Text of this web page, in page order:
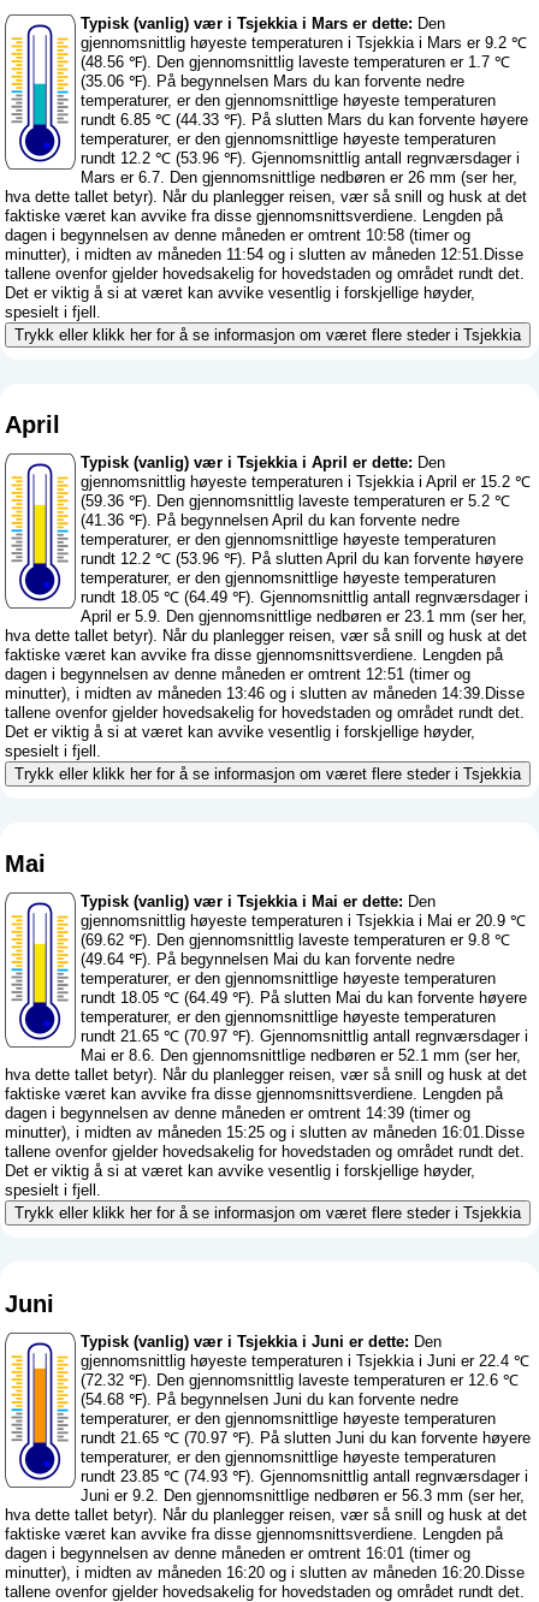
Typisk (vanlig) vær i Tsjekkia i Mars er dette: Den
gjennomsnittlig høyeste temperaturen i Tsjekkia i Mars er 9.2 ℃
(48.56 ℉). Den gjennomsnittlig laveste temperaturen er 1.7 ℃
(35.06 ℉). På begynnelsen Mars du kan forvente nedre
temperaturer, er den gjennomsnittlige høyeste temperaturen
rundt 6.85 ℃ (44.33 ℉). På slutten Mars du kan forvente høyere
temperaturer, er den gjennomsnittlige høyeste temperaturen
rundt 12.2 ℃ (53.96 ℉). Gjennomsnittlig antall regnværsdager i
Mars er 6.7. Den gjennomsnittlige nedbøren er 26 mm (ser her,
hva dette tallet betyr). Når du planlegger reisen, vær så snill og husk at det
faktiske været kan avvike fra disse gjennomsnittsverdiene. Lengden på
dagen i begynnelsen av denne måneden er omtrent 10:58 (timer og
minutter), i midten av måneden 11:54 og i slutten av måneden 12:51.Disse
tallene ovenfor gjelder hovedsakelig for hovedstaden og området rundt det.
Det er viktig å si at været kan avvike vesentlig i forskjellige høyder,
spesielt i fjell.
Trykk eller klikk her for å se informasjon om været flere steder i Tsjekkia
April
Typisk (vanlig) vær i Tsjekkia i April er dette: Den
gjennomsnittlig høyeste temperaturen i Tsjekkia i April er 15.2 ℃
(59.36 ℉). Den gjennomsnittlig laveste temperaturen er 5.2 ℃
(41.36 ℉). På begynnelsen April du kan forvente nedre
temperaturer, er den gjennomsnittlige høyeste temperaturen
rundt 12.2 ℃ (53.96 ℉). På slutten April du kan forvente høyere
temperaturer, er den gjennomsnittlige høyeste temperaturen
rundt 18.05 ℃ (64.49 ℉). Gjennomsnittlig antall regnværsdager i
April er 5.9. Den gjennomsnittlige nedbøren er 23.1 mm (ser her,
hva dette tallet betyr). Når du planlegger reisen, vær så snill og husk at det
faktiske været kan avvike fra disse gjennomsnittsverdiene. Lengden på
dagen i begynnelsen av denne måneden er omtrent 12:51 (timer og
minutter), i midten av måneden 13:46 og i slutten av måneden 14:39.Disse
tallene ovenfor gjelder hovedsakelig for hovedstaden og området rundt det.
Det er viktig å si at været kan avvike vesentlig i forskjellige høyder,
spesielt i fjell.
Trykk eller klikk her for å se informasjon om været flere steder i Tsjekkia
Mai
Typisk (vanlig) vær i Tsjekkia i Mai er dette: Den
gjennomsnittlig høyeste temperaturen i Tsjekkia i Mai er 20.9 ℃
(69.62 ℉). Den gjennomsnittlig laveste temperaturen er 9.8 ℃
(49.64 ℉). På begynnelsen Mai du kan forvente nedre
temperaturer, er den gjennomsnittlige høyeste temperaturen
rundt 18.05 ℃ (64.49 ℉). På slutten Mai du kan forvente høyere
temperaturer, er den gjennomsnittlige høyeste temperaturen
rundt 21.65 ℃ (70.97 ℉). Gjennomsnittlig antall regnværsdager i
Mai er 8.6. Den gjennomsnittlige nedbøren er 52.1 mm (ser her,
hva dette tallet betyr). Når du planlegger reisen, vær så snill og husk at det
faktiske været kan avvike fra disse gjennomsnittsverdiene. Lengden på
dagen i begynnelsen av denne måneden er omtrent 14:39 (timer og
minutter), i midten av måneden 15:25 og i slutten av måneden 16:01.Disse
tallene ovenfor gjelder hovedsakelig for hovedstaden og området rundt det.
Det er viktig å si at været kan avvike vesentlig i forskjellige høyder,
spesielt i fjell.
Trykk eller klikk her for å se informasjon om været flere steder i Tsjekkia
Juni
Typisk (vanlig) vær i Tsjekkia i Juni er dette: Den
gjennomsnittlig høyeste temperaturen i Tsjekkia i Juni er 22.4 ℃
(72.32 ℉). Den gjennomsnittlig laveste temperaturen er 12.6 ℃
(54.68 ℉). På begynnelsen Juni du kan forvente nedre
temperaturer, er den gjennomsnittlige høyeste temperaturen
rundt 21.65 ℃ (70.97 ℉). På slutten Juni du kan forvente høyere
temperaturer, er den gjennomsnittlige høyeste temperaturen
rundt 23.85 ℃ (74.93 ℉). Gjennomsnittlig antall regnværsdager i
Juni er 9.2. Den gjennomsnittlige nedbøren er 56.3 mm (ser her,
hva dette tallet betyr). Når du planlegger reisen, vær så snill og husk at det
faktiske været kan avvike fra disse gjennomsnittsverdiene. Lengden på
dagen i begynnelsen av denne måneden er omtrent 16:01 (timer og
minutter), i midten av måneden 16:20 og i slutten av måneden 16:20.Disse
tallene ovenfor gjelder hovedsakelig for hovedstaden og området rundt det.